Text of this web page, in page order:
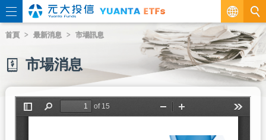
繁
EN
首頁 最新消息 市場訊息
市場消息